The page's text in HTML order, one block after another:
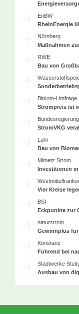
EnBW
RheinEnergie
Nürnberg
Maßnahmen
RWE
Bau von
Bitkom-Umfrage
Strompreis ist
Bundesregierung
StromVKG
Lahr
Bau von
Mitnetz Strom
Investitionen
Vier Kreise
BSI
Eckpunkte zur
naturstrom
Gewinnplus für
Konstanz
Führend bei
Stadtwerke
Ausbau von